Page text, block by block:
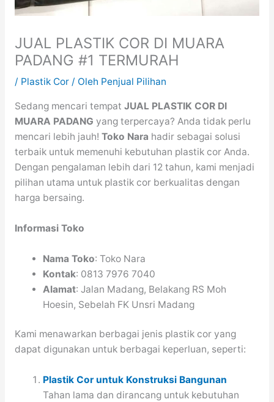
JUAL PLASTIK COR DI MUARA
PADANG #1 TERMURAH
/ Plastik Cor/ Oleh Penjual Pilihan
Sedang mencari tempat JUAL PLASTIK COR DI
MUARA PADANG yang terpercaya? Anda tidak perlu
mencari lebih jauh! Toko Nara hadir sebagai solusi
terbaik untuk memenuhi kebutuhan plastik cor Anda.
Dengan pengalaman lebih dari 12 tahun, kami menjadi
pilihan utama untuk plastik cor berkualitas dengan
harga bersaing.
Informasi Toko
Nama Toko: Toko Nara
Kontak: 0813 7976 7040
Alamat: Jalan Madang, Belakang RS Moh
Hoesin, Sebelah FK Unsri Madang
Kami menawarkan berbagai jenis plastik cor yang
dapat digunakan untuk berbagai keperluan, seperti:
Plastik Cor untuk Konstruksi Bangunan
Tahan lama dan dirancang untuk kebutuhan